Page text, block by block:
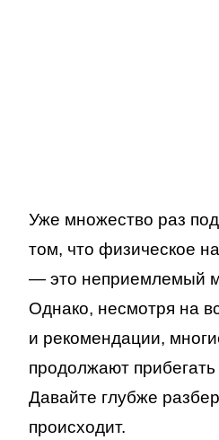
Уже множество раз
том, что физическое
— это неприемлемый
Однако, несмотря на
и рекомендации,
продолжают прибегать
Давайте глубже
происходит.